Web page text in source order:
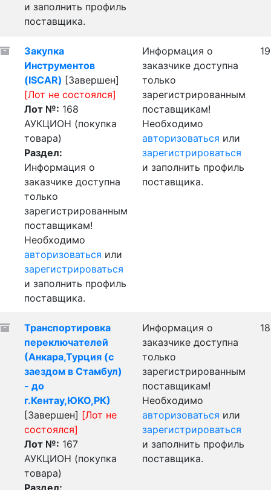
и заполнить профиль
поставщика.
Закупка
Инструментов
(ISCAR) [Завершен]
[Лот не состоялся]
Лот №: 168
АУКЦИОН (покупка
товара)
Раздел:
Информация о
заказчике доступна
только
зарегистрированным
поставщикам!
Необходимо
авторизоваться или
зарегистрироваться
и заполнить профиль
поставщика.
Информация о
заказчике доступна
только
зарегистрированным
поставщикам!
Необходимо
авторизоваться или
зарегистрироваться
и заполнить профиль
поставщика.
Транспортировка
переключателей
(Анкара,Турция (с
заездом в Стамбул)
- до
г.Кентау,ЮКО,РК)
[Завершен] [Лот не
состоялся]
Лот №: 167
АУКЦИОН (покупка
товара)
Раздел:
Информация о
заказчике доступна
только
зарегистрированным
поставщикам!
Необходимо
авторизоваться или
зарегистрироваться
и заполнить профиль
поставщика.